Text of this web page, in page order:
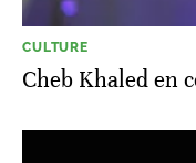
CULTURE
Cheb Khaled en